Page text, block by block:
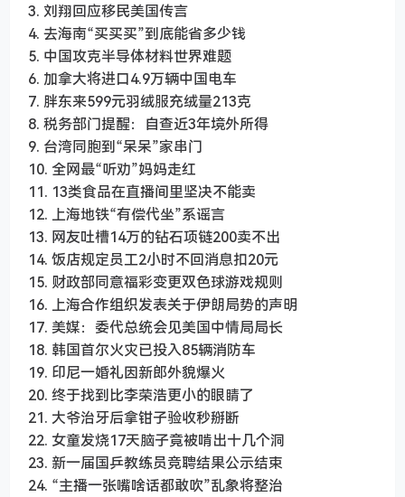
3. 刘翔回应移民美国传言
4. 去海南“买买买”到底能省多少钱
5. 中国攻克半导体材料世界难题
6. 加拿大将进口4.9万辆中国电车
7. 胖东来599元羽绒服充绒量213克
8. 税务部门提醒：自查近3年境外所得
9. 台湾同胞到“呆呆”家串门
10. 全网最“听劝”妈妈走红
11. 13类食品在直播间里坚决不能卖
12. 上海地铁“有偿代坐”系谣言
13. 网友吐槽14万的钻石项链200卖不出
14. 饭店规定员工2小时不回消息扣20元
15. 财政部同意福彩变更双色球游戏规则
16. 上海合作组织发表关于伊朗局势的声明
17. 美媒：委代总统会见美国中情局局长
18. 韩国首尔火灾已投入85辆消防车
19. 印尼一婚礼因新郎外貌爆火
20. 终于找到比李荣浩更小的眼睛了
21. 大爷治牙后拿钳子验收秒掰断
22. 女童发烧17天脑子竟被啃出十几个洞
23. 新一届国乒教练员竞聘结果公示结束
24. “主播一张嘴啥话都敢吹”乱象将整治